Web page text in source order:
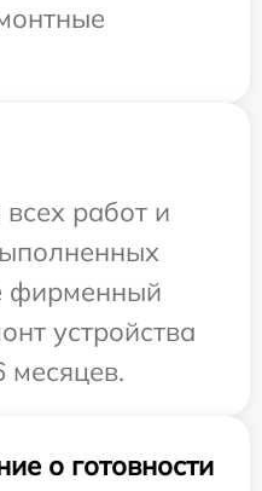
работ и
фирменный
устройства
месяцев.
о готовности